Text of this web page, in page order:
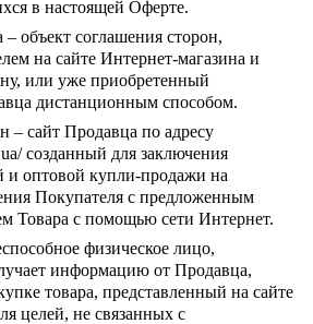
в настоящей Оферте.
объект соглашения сторон,
на сайте Интернет-магазина и
или уже приобретенный
дистанционным способом.
– сайт Продавца по адресу
созданный для заключения
и оптовой купли-продажи на
Покупателя с предложенным
Товара с помощью сети Интернет.
физическое лицо,
информацию от Продавца,
товара, представленный на сайте
целей, не связанных с